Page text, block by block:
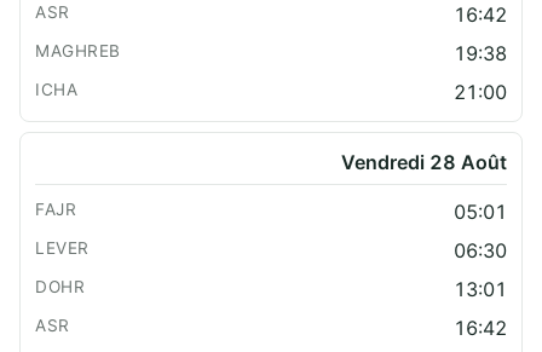
16:42
19:38
21:00
Vendredi 28 Août
05:01
06:30
13:01
16:42